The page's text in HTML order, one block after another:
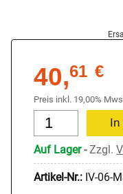
40,61 €
Preis inkl. 19,00%
Auf Lager-Zzgl.
Artikel-Nr.: IV-06-